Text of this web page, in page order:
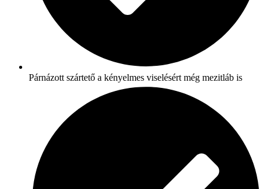
Párnázott szártető a kényelmes viselésért még mezitláb is